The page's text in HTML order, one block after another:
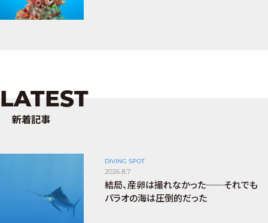
LATEST
新着記事
DIVING SPOT
2026.8.7
結局、産卵は撮れなかった──それでも
パラオの海は圧倒的だった